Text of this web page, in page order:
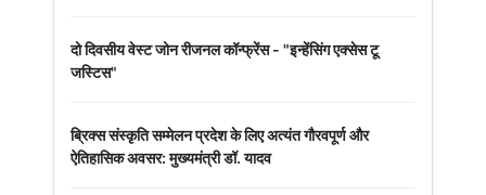
दो दिवसीय वेस्ट जोन रीजनल कॉन्फ्रेंस - "इन्हेंसिंग एक्सेस टू
जस्टिस"
ब्रिक्स संस्कृति सम्मेलन प्रदेश के लिए अत्यंत गौरवपूर्ण और
ऐतिहासिक अवसर: मुख्यमंत्री डॉ. यादव